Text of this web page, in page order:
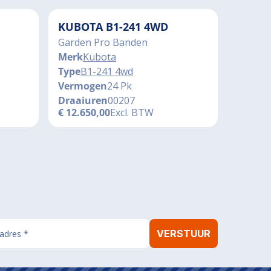
KUBOTA B1-241 4WD
Garden Pro Banden
MerkKubota
TypeB1-241 4wd
Vermogen24 Pk
Draaiuren00207
€ 12.650,00Excl. BTW